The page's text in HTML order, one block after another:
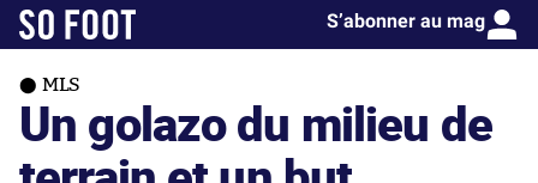
S’abonner au mag
MLS
Un golazo du milieu de